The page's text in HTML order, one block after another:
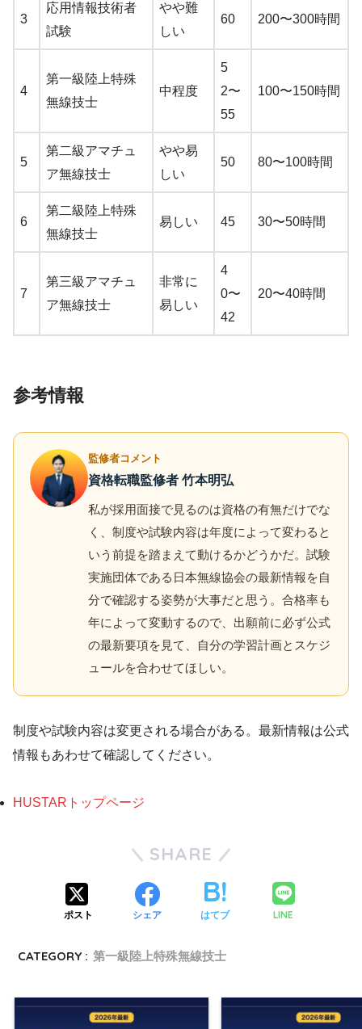
3
応用情報技術者
試験
やや難
しい
60 200〜300時間
4
第一級陸上特殊
無線技士
中程度
5
2〜
55
100〜150時間
5
第二級アマチュ
ア無線技士
やや易
しい
50 80〜100時間
6
第二級陸上特殊
無線技士
易しい 45 30〜50時間
7
第三級アマチュ
ア無線技士
非常に
易しい
4
0〜
42
20〜40時間
参考情報
監修者コメント
資格転職監修者 竹本明弘
私が採用面接で見るのは資格の有無だけでな
く、制度や試験内容は年度によって変わると
いう前提を踏まえて動けるかどうかだ。試験
実施団体である日本無線協会の最新情報を自
分で確認する姿勢が大事だと思う。合格率も
年によって変動するので、出願前に必ず公式
の最新要項を見て、自分の学習計画とスケジ
ュールを合わせてほしい。
制度や試験内容は変更される場合がある。最新情報は公式
情報もあわせて確認してください。
HUSTARトップページ
SHARE
ポスト シェア はてブ LINE
CATEGORY : 第一級陸上特殊無線技士